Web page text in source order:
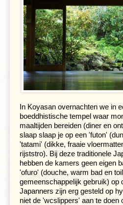
De tuinen rond de tempels en
eeuwenlange toewijding. Hier
tuinarchitectuur tot
kleine schaal schitterende
nagebootst. Bij de Ryoanji-
wandeltocht door de oude
vele ‘ochaya’ of theehuizen
werkzaam zijn, krijg je het idee
stilgestaan. Een leuke manier
is op de fiets. Je fietst, net als
gedeeltes van je fietstocht op
In Koyasan overnachten we in
boeddhistische tempel waar
maaltijden bereiden (diner en
slaap slaap je op een 'futon'
'tatami' (dikke, fraaie
rijststro). Bij deze traditionele
hebben de kamers geen eigen
'ofuro' (douche, warm bad en
gemeenschappelijk gebruik) op
Japanners zijn erg gesteld op
niet de 'wcslippers' aan te doen